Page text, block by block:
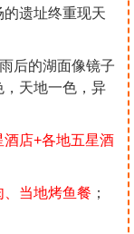
遗址终重现天
后的湖面像镜子
天地一色，异
店+各地五星酒
当地烤鱼餐 ；